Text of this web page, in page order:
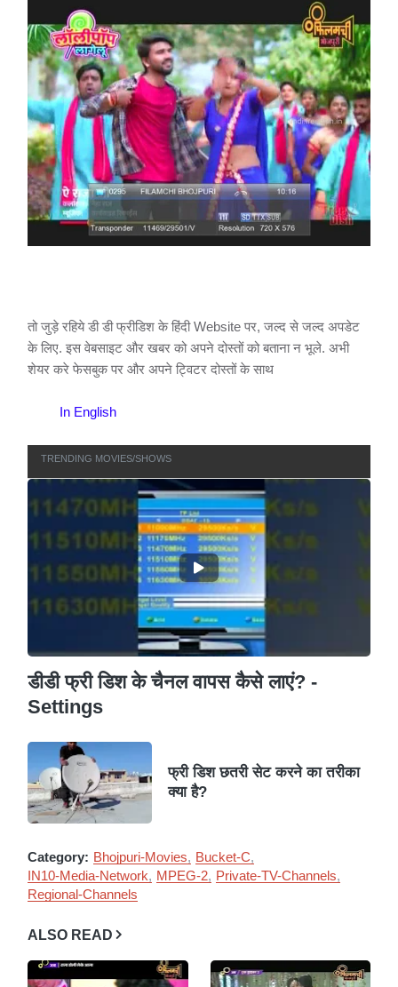
तो जुड़े रहिये डी डी फ्रीडिश के हिंदी Website पर, जल्द से जल्द अपडेट
के लिए. इस वेबसाइट और खबर को अपने दोस्तों को बताना न भूले. अभी
शेयर करे फेसबुक पर और अपने ट्विटर दोस्तों के साथ
In English
TRENDING MOVIES/SHOWS
डीडी फ्री डिश के चैनल वापस कैसे लाएं? -
Settings
फ्री डिश छतरी सेट करने का तरीका
क्या है?
Category: Bhojpuri-Movies
Bucket-C
IN10-Media-Network
MPEG-2 Private-TV-Channels
Regional-Channels
ALSO READ